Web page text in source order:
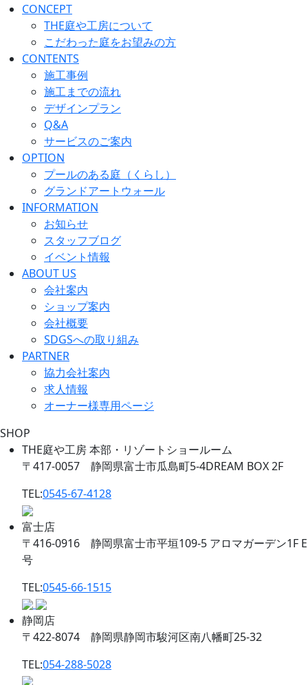
CONCEPT
THE庭や工房について
こだわった庭をお望みの方
CONTENTS
施工事例
施工までの流れ
デザインプラン
Q&A
サービスのご案内
OPTION
プールのある庭（くらし）
グランドアートウォール
INFORMATION
お知らせ
スタッフブログ
イベント情報
ABOUT US
会社案内
ショップ案内
会社概要
SDGSへの取り組み
PARTNER
協力会社案内
求人情報
オーナー様専用ページ
SHOP
THE庭や工房 本部・リゾートショールーム
〒417-0057 静岡県富士市瓜島町5-4DREAM BOX 2F
TEL:0545-67-4128
富士店
〒416-0916 静岡県富士市平垣109-5 アロマガーデン1F E
号
TEL:0545-66-1515
静岡店
〒422-8074 静岡県静岡市駿河区南八幡町25-32
TEL:054-288-5028